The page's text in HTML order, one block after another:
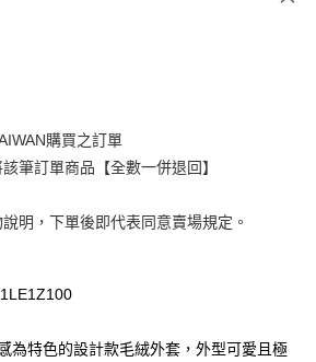
華泰商業銀行
遠東國際商業銀行
星展（台灣）商業銀行
，台灣大哥大用戶可立即使用無須另外申請。
購買之訂單
筆訂單商品【全數一併退回】
明，下單後即代表同意賣場規定。
為特色的設計款毛絨外套，外型可愛且極